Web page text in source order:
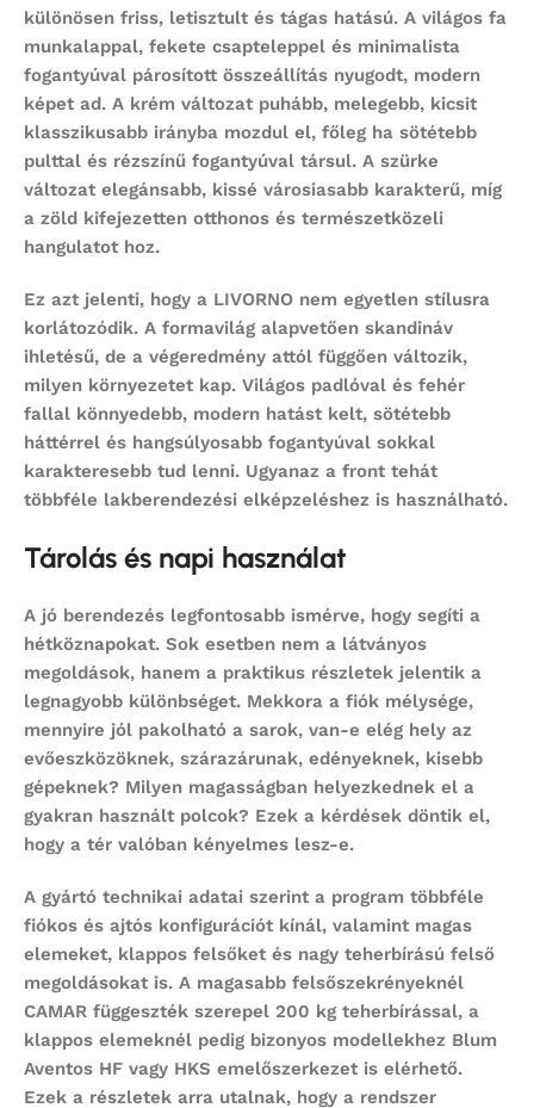
különösen friss, letisztult és tágas hatású. A világos fa
munkalappal, fekete csapteleppel és minimalista
fogantyúval párosított összeállítás nyugodt, modern
képet ad. A krém változat puhább, melegebb, kicsit
klasszikusabb irányba mozdul el, főleg ha sötétebb
pulttal és rézszínű fogantyúval társul. A szürke
változat elegánsabb, kissé városiasabb karakterű, míg
a zöld kifejezetten otthonos és természetközeli
hangulatot hoz.
Ez azt jelenti, hogy a LIVORNO nem egyetlen stílusra
korlátozódik. A formavilág alapvetően skandináv
ihletésű, de a végeredmény attól függően változik,
milyen környezetet kap. Világos padlóval és fehér
fallal könnyedebb, modern hatást kelt, sötétebb
háttérrel és hangsúlyosabb fogantyúval sokkal
karakteresebb tud lenni. Ugyanaz a front tehát
többféle lakberendezési elképzeléshez is használható.
Tárolás és napi használat
A jó berendezés legfontosabb ismérve, hogy segíti a
hétköznapokat. Sok esetben nem a látványos
megoldások, hanem a praktikus részletek jelentik a
legnagyobb különbséget. Mekkora a fiók mélysége,
mennyire jól pakolható a sarok, van-e elég hely az
evőeszközöknek, szárazárunak, edényeknek, kisebb
gépeknek? Milyen magasságban helyezkednek el a
gyakran használt polcok? Ezek a kérdések döntik el,
hogy a tér valóban kényelmes lesz-e.
A gyártó technikai adatai szerint a program többféle
fiókos és ajtós konfigurációt kínál, valamint magas
elemeket, klappos felsőket és nagy teherbírású felső
megoldásokat is. A magasabb felsőszekrényeknél
CAMAR függeszték szerepel 200 kg teherbírással, a
klappos elemeknél pedig bizonyos modellekhez Blum
Aventos HF vagy HKS emelőszerkezet is elérhető.
Ezek a részletek arra utalnak, hogy a rendszer